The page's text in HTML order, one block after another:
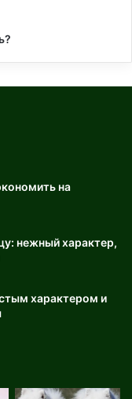
на
нежный характер,
характером и